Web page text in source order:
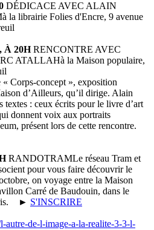
DÉDICACE AVEC ALAIN
à la librairie Folies d'Encre, 9 avenue
À 20H RENCONTRE AVEC
ATALLAHà la Maison populaire,
Corps-concept », exposition
d’Ailleurs, qu’il dirige. Alain
textes : ceux écrits pour le livre d’art
donnent voix aux portraits
présent lors de cette rencontre.
RANDOTRAMLe réseau Tram et
pour vous faire découvrir le
on voyage entre la Maison
Carré de Baudouin, dans le
► S'INSCRIRE
de-l-image-a-la-realite-3-3-l-